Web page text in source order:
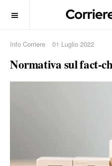
Info Corriere 01 Luglio 2022
Normativa sul fact-